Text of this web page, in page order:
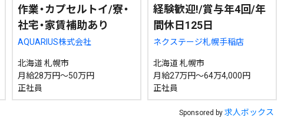
作業・カプセルトイ/寮・
社宅・家賃補助あり
AQUARIUS株式会社
北海道 札幌市
月給28万円～50万円
正社員
経験歓迎!/賞与年4回/年
間休日125日
ネクステージ札幌手稲店
北海道 札幌市
月給27万円～64万4,000円
正社員
Sponsored by 求人ボックス
~
地域で絞る キーワードで